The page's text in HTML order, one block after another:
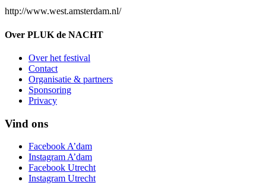
http://www.west.amsterdam.nl/
Over PLUK de NACHT
Over het festival
Contact
Organisatie & partners
Sponsoring
Privacy
Vind ons
Facebook A’dam
Instagram A’dam
Facebook Utrecht
Instagram Utrecht